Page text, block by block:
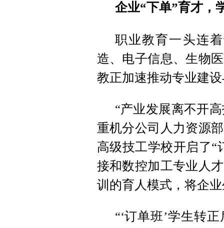
企业“下单”育才，
职业教育一头连
造、电子信息、生物
教正加速推动专业建
“产业发展离不开
重机分公司人力资源
高级技工学校开启了“
接和数控加工专业人
训的育人模式，将企
“‘订单班’学生转